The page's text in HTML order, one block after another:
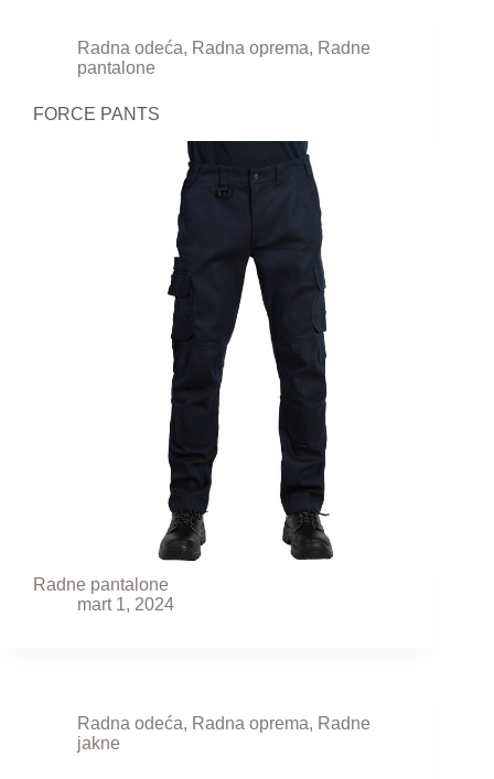
Radna odeća, Radna oprema, Radne
pantalone
FORCE PANTS
Radne pantalone
mart 1, 2024
Radna odeća, Radna oprema, Radne
jakne